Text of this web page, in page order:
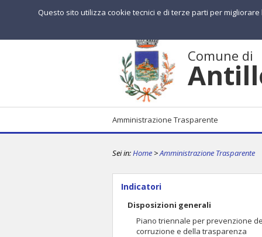
Comune di
Amministrazione Trasparente
Sei in:Home >Amministrazione Trasparente
Indicatori
Disposizioni generali
Piano triennale per prevenzione
corruzione e della trasparenza
Questo sito utilizza cookie tecnici e di terze parti per